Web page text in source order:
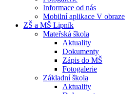
Informace od nás
Mobilní aplikace V obraze
ZŠ a MŠ Lipník
Mateřská škola
Aktuality
Dokumenty
Zápis do MŠ
Fotogalerie
Základní škola
Aktuality